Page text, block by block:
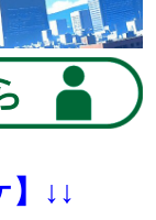
】↓↓